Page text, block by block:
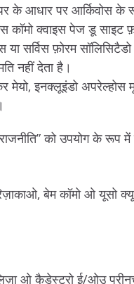
के आधार पर आर्किवोस
क्वाइस पेज डू साइट
या सर्विस फ़ोरम
नहीं देता है।
मेयो, इनक्‍लूइंडो
को उपयोग के रूप में
बेम कॉमो ओ
ओ कैडेस्ट्रो ई/ओउ